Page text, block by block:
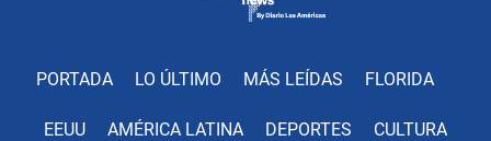
PORTADA LO ÚLTIMO MÁS LEÍDAS FLORIDA
EEUU AMÉRICA LATINA DEPORTES CULTURA